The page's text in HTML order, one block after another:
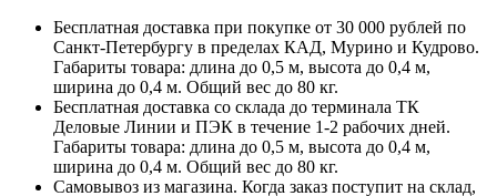
Бесплатная доставка при покупке от 30 000 рублей по
Санкт-Петербургу в пределах КАД, Мурино и Кудрово.
Габариты товара: длина до 0,5 м, высота до 0,4 м,
ширина до 0,4 м. Общий вес до 80 кг.
Бесплатная доставка со склада до терминала ТК
Деловые Линии и ПЭК в течение 1-2 рабочих дней.
Габариты товара: длина до 0,5 м, высота до 0,4 м,
ширина до 0,4 м. Общий вес до 80 кг.
Самовывоз из магазина. Когда заказ поступит на склад,